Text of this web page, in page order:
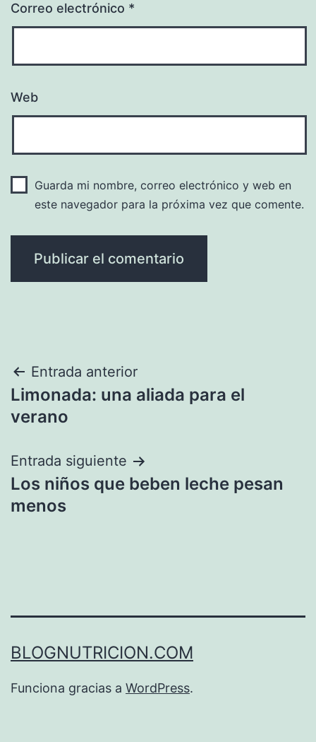
Correo electrónico *
Web
Guarda mi nombre, correo electrónico y web en
este navegador para la próxima vez que comente.
Navegación
de
Entrada anterior
Limonada: una aliada para el
verano
Entrada siguiente
Los niños que beben leche pesan
menos
BLOGNUTRICION.COM
Funciona gracias a WordPress.